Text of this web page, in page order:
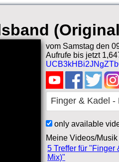
vom Samstag den
Aufrufe bis jetzt
only available
Meine Videos/Musik
5 Treffer für "Finger
Mix)"